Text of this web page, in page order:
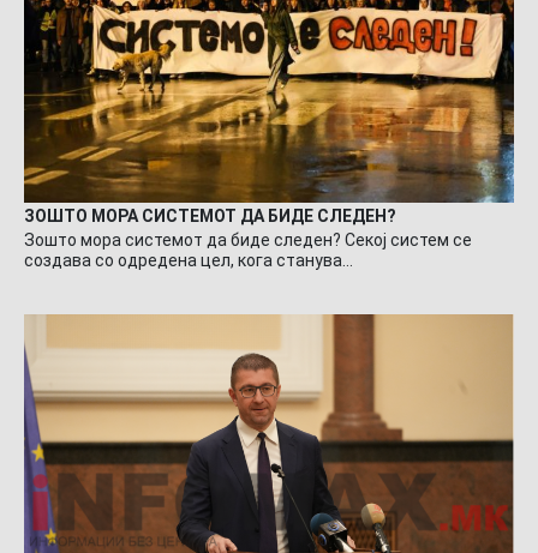
ЗОШТО МОРА СИСТЕМОТ ДА БИДЕ СЛЕДЕН?
Зошто мора системот да биде следен? Секој систем се
создава со одредена цел, кога станува…